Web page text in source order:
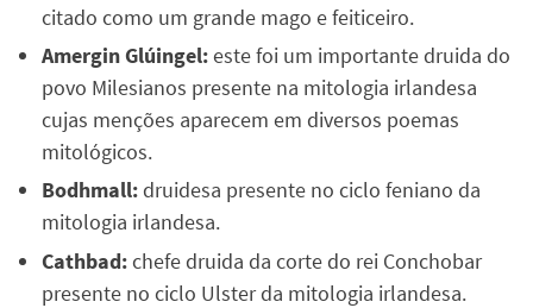
citado como um grande mago e feiticeiro.
Amergin Glúingel:este foi um importante druida do
povo Milesianos presente na mitologia irlandesa
cujas menções aparecem em diversos poemas
mitológicos.
Bodhmall:druidesa presente no ciclo feniano da
mitologia irlandesa.
Cathbad:chefe druida da corte do rei Conchobar
presente no ciclo Ulster da mitologia irlandesa.